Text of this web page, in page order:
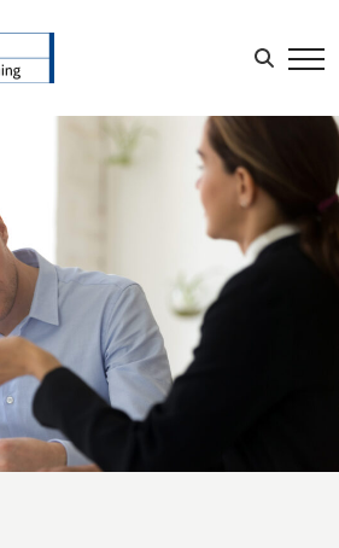
Sök efter: